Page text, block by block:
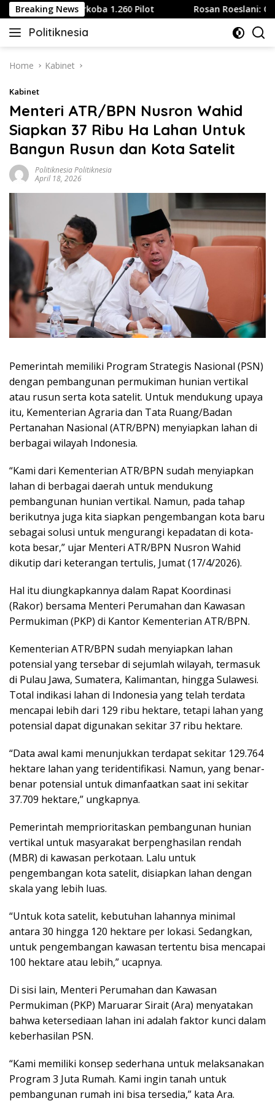
Skip
to
content
Breaking News
Tes Narkoba 1.260 Pilot Rosan Roeslani:
Politiknesia
Politiknesia.com
Home Kabinet
Kabinet
Menteri ATR/BPN Nusron Wahid
Siapkan 37 Ribu Ha Lahan Untuk
Bangun Rusun dan Kota Satelit
Politiknesia Politiknesia
April 18, 2026
Pemerintah memiliki Program Strategis Nasional (PSN)
dengan pembangunan permukiman hunian vertikal
atau rusun serta kota satelit. Untuk mendukung upaya
itu, Kementerian Agraria dan Tata Ruang/Badan
Pertanahan Nasional (ATR/BPN) menyiapkan lahan di
berbagai wilayah Indonesia.
“Kami dari Kementerian ATR/BPN sudah menyiapkan
lahan di berbagai daerah untuk mendukung
pembangunan hunian vertikal. Namun, pada tahap
berikutnya juga kita siapkan pengembangan kota baru
sebagai solusi untuk mengurangi kepadatan di kota-
kota besar,” ujar Menteri ATR/BPN Nusron Wahid
dikutip dari keterangan tertulis, Jumat (17/4/2026).
Hal itu diungkapkannya dalam Rapat Koordinasi
(Rakor) bersama Menteri Perumahan dan Kawasan
Permukiman (PKP) di Kantor Kementerian ATR/BPN.
Kementerian ATR/BPN sudah menyiapkan lahan
potensial yang tersebar di sejumlah wilayah, termasuk
di Pulau Jawa, Sumatera, Kalimantan, hingga Sulawesi.
Total indikasi lahan di Indonesia yang telah terdata
mencapai lebih dari 129 ribu hektare, tetapi lahan yang
potensial dapat digunakan sekitar 37 ribu hektare.
“Data awal kami menunjukkan terdapat sekitar 129.764
hektare lahan yang teridentifikasi. Namun, yang benar-
benar potensial untuk dimanfaatkan saat ini sekitar
37.709 hektare,” ungkapnya.
Pemerintah memprioritaskan pembangunan hunian
vertikal untuk masyarakat berpenghasilan rendah
(MBR) di kawasan perkotaan. Lalu untuk
pengembangan kota satelit, disiapkan lahan dengan
skala yang lebih luas.
“Untuk kota satelit, kebutuhan lahannya minimal
antara 30 hingga 120 hektare per lokasi. Sedangkan,
untuk pengembangan kawasan tertentu bisa mencapai
100 hektare atau lebih,” ucapnya.
Di sisi lain, Menteri Perumahan dan Kawasan
Permukiman (PKP) Maruarar Sirait (Ara) menyatakan
bahwa ketersediaan lahan ini adalah faktor kunci dalam
keberhasilan PSN.
“Kami memiliki konsep sederhana untuk melaksanakan
Program 3 Juta Rumah. Kami ingin tanah untuk
pembangunan rumah ini bisa tersedia,” kata Ara.